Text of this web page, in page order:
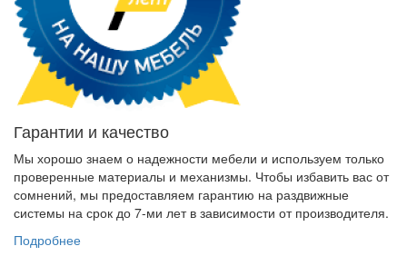
Гарантии и качество
Мы хорошо знаем о надежности мебели и используем только
проверенные материалы и механизмы. Чтобы избавить вас от
сомнений, мы предоставляем гарантию на раздвижные
системы на срок до 7-ми лет в зависимости от производителя.
Подробнее